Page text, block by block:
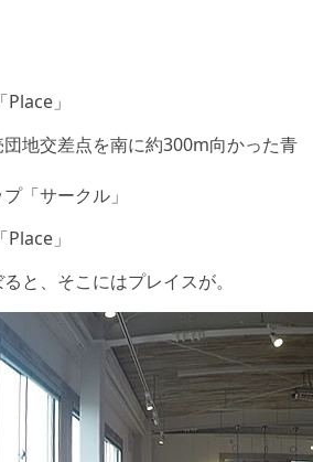
地交差点を南に約300m向かった青
「サークル」
と、そこにはプレイスが。